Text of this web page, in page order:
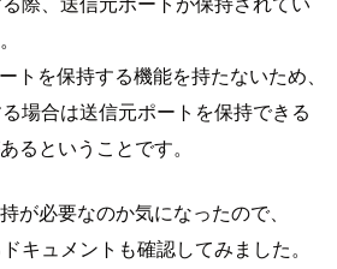
トを保持する機能を持たないため、
場合は送信元ポートを保持できる
るということです。
が必要なのか気になったので、
キュメントも確認してみました。